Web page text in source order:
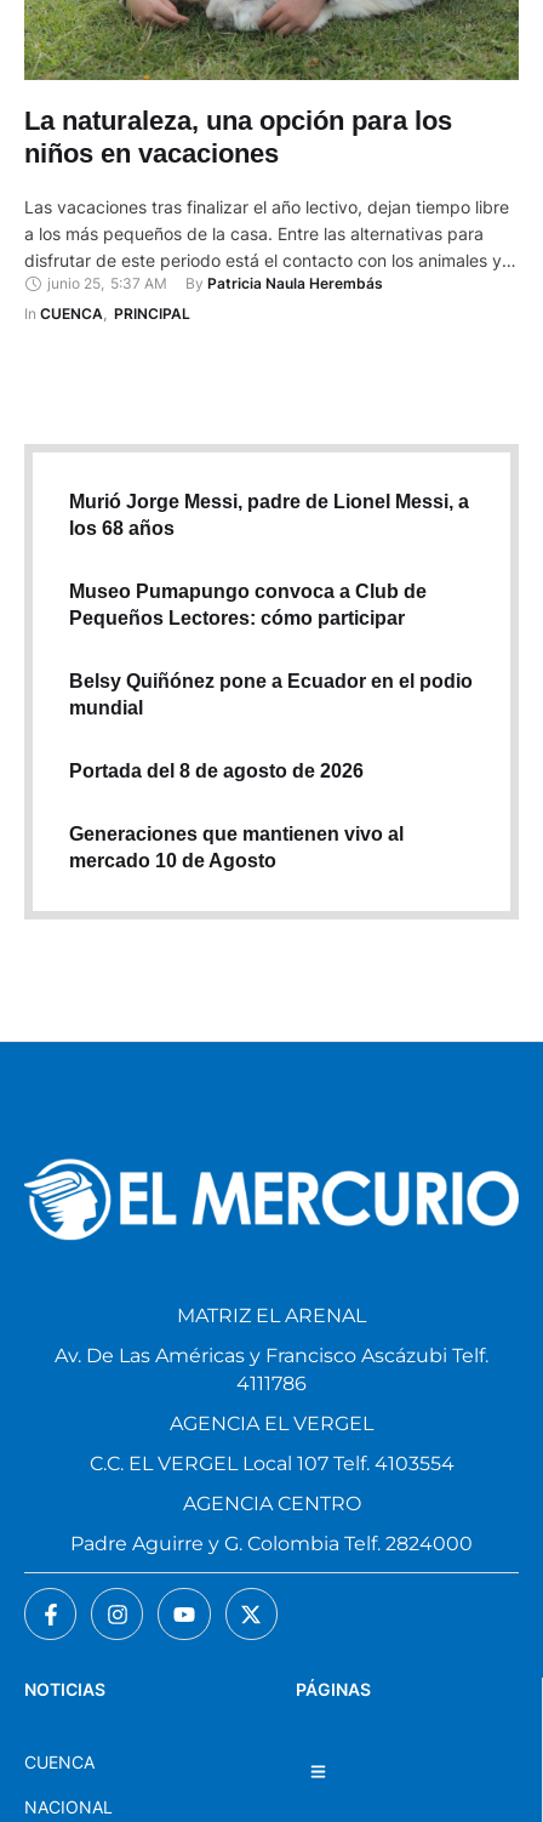
La naturaleza, una opción para los
niños en vacaciones
Las vacaciones tras finalizar el año lectivo, dejan tiempo libre
a los más pequeños de la casa. Entre las alternativas para
disfrutar de este periodo está el contacto con los animales y
la naturaleza, que ofrecen lugares como ‘La Granjita
Interactiva’ y ‘La granja didáctica del abue Pepe’. En el sector
junio 25 5:37 AM By Patricia Naula Herembás
In CUENCA, PRINCIPAL
Murió Jorge Messi, padre de Lionel Messi, a
los 68 años
Museo Pumapungo convoca a Club de
Pequeños Lectores: cómo participar
Belsy Quiñónez pone a Ecuador en el podio
mundial
Portada del 8 de agosto de 2026
Generaciones que mantienen vivo al
mercado 10 de Agosto
PÁGINAS
NOTICIAS
CUENCA
NACIONAL
MATRIZ EL ARENAL
Av. De Las Américas y Francisco Ascázubi Telf.
4111786
AGENCIA EL VERGEL
C.C. EL VERGEL Local 107 Telf. 4103554
AGENCIA CENTRO
Padre Aguirre y G. Colombia Telf. 2824000